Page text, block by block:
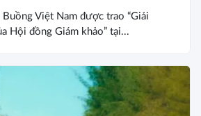
Việt Nam được trao “Giải
Hội đồng Giám khảo” tại...